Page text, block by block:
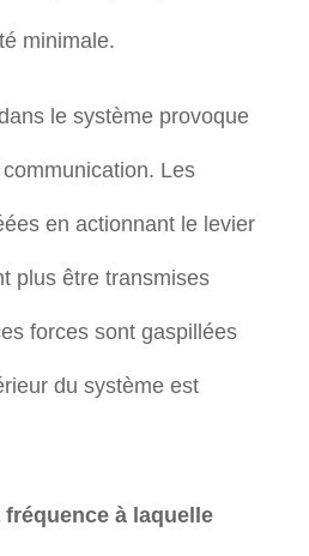
minimale.
le système provoque
Les
en actionnant le levier
plus être transmises
forces sont gaspillées
du système est
à laquelle